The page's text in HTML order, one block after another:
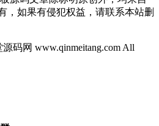
，如果有侵犯权益，请联系本站删
码网 www.qinmeitang.com All